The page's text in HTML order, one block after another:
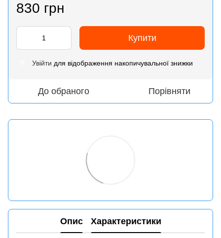
830 грн
Купити
Увійти для відображення накопичувальної знижки
До обраного Порівняти
Опис Характеристики